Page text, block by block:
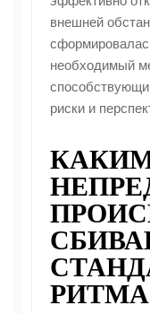
внешней
необходимый
риски и
РИТМА